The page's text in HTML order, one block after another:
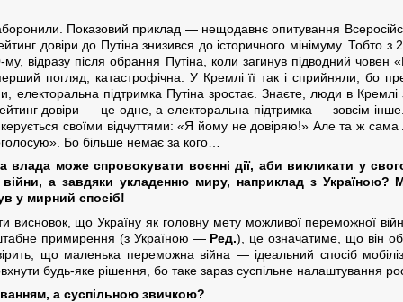
Показовий приклад — нещодавнє опитування
довіри до Путіна знизився до історичного мінімуму. Тобто
відразу після обрання Путіна, коли загинув підводний човен
погляд, катастрофічна. У Кремлі її так і сприйняли, бо
електоральна підтримка Путіна зростає. Знаєте, люди в Кремлі
довіри — це одне, а електоральна підтримка — зовсім
керується своїми відчуттями: «Я йому не довіряю!» Але та ж
Бо більше немає за кого…
може спровокувати воєнні дії, аби викликати у
а завдяки укладенню миру, наприклад з Україною?
у мирний спосіб!
що Україну як головну мету можливої переможної
примирення (з Україною — Ред.), це означатиме, що він
що маленька переможна війна — ідеальний спосіб
будь-яке рішення, бо таке зараз суспільне налаштування
а суспільною звичкою?